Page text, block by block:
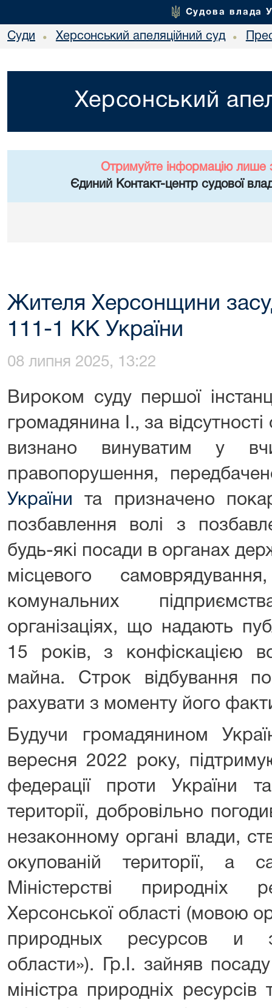
Судова влада
Суди • Херсонський апеляційний суд •
Херсонський
Отримуйте інформацію лише
Єдиний Контакт-центр судової
Жителя Херсонщини
111-1 КК України
08 липня 2025, 13:22
Вироком суду першої
громадянина І., за
визнано винуватим у
правопорушення,
України та призначено
позбавлення волі з
будь-які посади в органах
місцевого
комунальних
організаціях, що надають
15 років, з конфіскацією
майна. Строк відбування
рахувати з моменту його
Будучи громадянином
вересня 2022 року,
федерації проти України
території, добровільно
незаконному органі влади,
окупованій території,
Міністерстві природніх
Херсонської області (мовою
природных ресурсов и
области»). Гр.І. зайняв
міністра природніх ресурсів